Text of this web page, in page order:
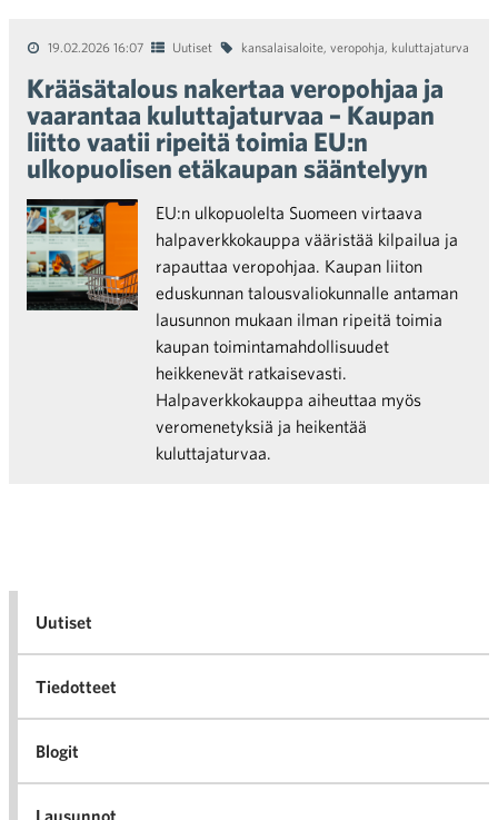
19.02.2026 16:07 Uutiset kansalaisaloite, veropohja, kuluttajaturva
Krääsätalous nakertaa veropohjaa ja
vaarantaa kuluttajaturvaa – Kaupan
liitto vaatii ripeitä toimia EU:n
ulkopuolisen etäkaupan sääntelyyn
EU:n ulkopuolelta Suomeen virtaava
halpaverkkokauppa vääristää kilpailua ja
rapauttaa veropohjaa. Kaupan liiton
eduskunnan talousvaliokunnalle antaman
lausunnon mukaan ilman ripeitä toimia
kaupan toimintamahdollisuudet
heikkenevät ratkaisevasti.
Halpaverkkokauppa aiheuttaa myös
veromenetyksiä ja heikentää
kuluttajaturvaa.
Uutiset
Tiedotteet
Blogit
Lausunnot